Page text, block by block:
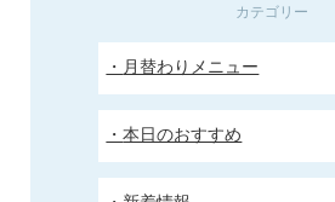
カテゴリー
月替わりメニュー
本日のおすすめ